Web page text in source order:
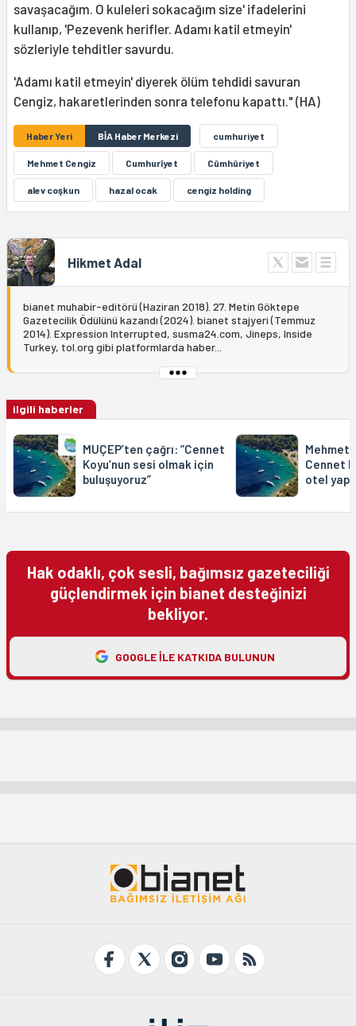
savaşacağım. O kuleleri sokacağım size' ifadelerini
kullanıp, 'Pezevenk herifler. Adamı katil etmeyin'
sözleriyle tehditler savurdu.
'Adamı katil etmeyin' diyerek ölüm tehdidi savuran
Cengiz, hakaretlerinden sonra telefonu kapattı." (HA)
Haber Yeri BİA Haber Merkezi cumhuriyet
Mehmet Cengiz Cumhurîyet Cûmhûriyet
alev coşkun hazal ocak cengiz holding
Hikmet Adal
bianet muhabir-editörü (Haziran 2018). 27. Metin Göktepe
Gazetecilik Ödülünü kazandı (2024). bianet stajyeri (Temmuz
2014). Expression Interrupted, susma24.com, Jineps, Inside
Turkey, tol.org gibi platformlarda haber...
ilgili haberler
MUÇEP’ten çağrı: “Cennet
Koyu’nun sesi olmak için
buluşuyoruz”
Mehmet
Cennet
otel
Hak odaklı, çok sesli, bağımsız gazeteciliği
güçlendirmek için bianet desteğinizi
bekliyor.
GOOGLE ILE KATKIDA BULUNUN